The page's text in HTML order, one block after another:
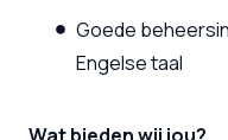
Goede
Engelse taal